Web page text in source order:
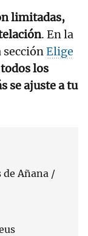
limitadas,
. En la
sección Elige
los
se ajuste a tu
de Añana /